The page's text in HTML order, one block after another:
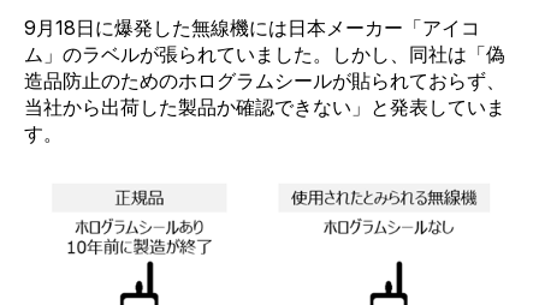
9月18日に爆発した無線機には日本メーカー「アイコ
ム」のラベルが張られていました。しかし、同社は「偽
造品防止のためのホログラムシールが貼られておらず、
当社から出荷した製品か確認できない」と発表していま
す。